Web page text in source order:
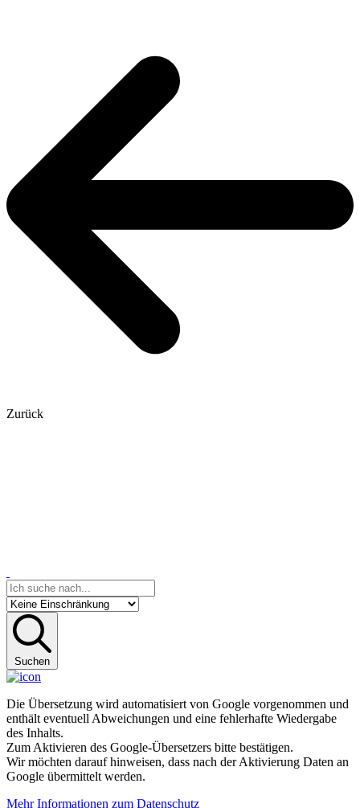
Zurück
Suchen
Die Übersetzung wird automatisiert von Google vorgenommen und
enthält eventuell Abweichungen und eine fehlerhafte Wiedergabe
des Inhalts.
Zum Aktivieren des Google-Übersetzers bitte bestätigen.
Wir möchten darauf hinweisen, dass nach der Aktivierung Daten an
Google übermittelt werden.
Mehr Informationen zum Datenschutz